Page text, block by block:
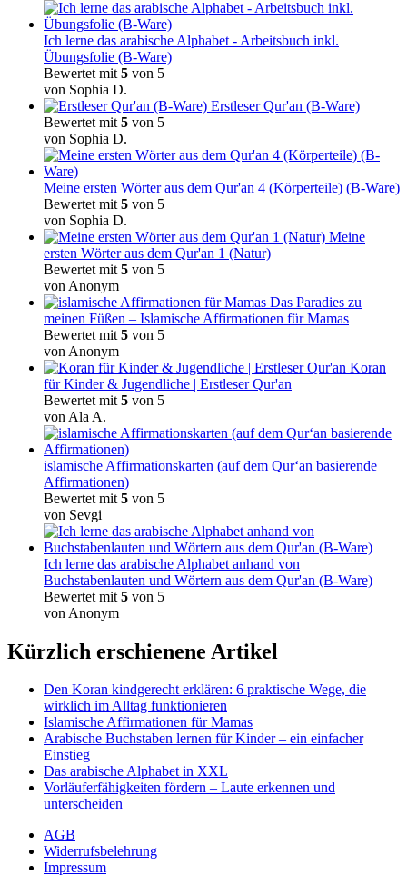
Ich lerne das arabische Alphabet - Arbeitsbuch inkl.
Übungsfolie (B-Ware)
Bewertet mit 5 von 5
von Sophia D.
Erstleser Qur'an (B-Ware)
Bewertet mit 5 von 5
von Sophia D.
Meine ersten Wörter aus dem Qur'an 4 (Körperteile) (B-Ware)
Bewertet mit 5 von 5
von Sophia D.
Meine
ersten Wörter aus dem Qur'an 1 (Natur)
Bewertet mit 5 von 5
von Anonym
Das Paradies zu
meinen Füßen – Islamische Affirmationen für Mamas
Bewertet mit 5 von 5
von Anonym
Koran
für Kinder & Jugendliche | Erstleser Qur'an
Bewertet mit 5 von 5
von Ala A.
islamische Affirmationskarten (auf dem Qur‘an basierende
Affirmationen)
Bewertet mit 5 von 5
von Sevgi
Ich lerne das arabische Alphabet anhand von
Buchstabenlauten und Wörtern aus dem Qur'an (B-Ware)
Bewertet mit 5 von 5
von Anonym
Kürzlich erschienene Artikel
Den Koran kindgerecht erklären: 6 praktische Wege, die
wirklich im Alltag funktionieren
Islamische Affirmationen für Mamas
Arabische Buchstaben lernen für Kinder – ein einfacher
Einstieg
Das arabische Alphabet in XXL
Vorläuferfähigkeiten fördern – Laute erkennen und
unterscheiden
AGB
Widerrufsbelehrung
Impressum